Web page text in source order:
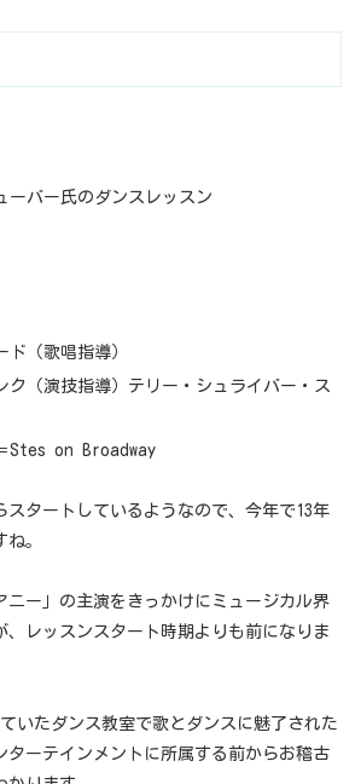
ーバー氏のダンスレッスン
ド（歌唱指導）
ク（演技指導）テリー・シュライバー・ス
Stes on Broadway
スタートしているようなので、今年で13年
。
ニー」の主演をきっかけにミュージカル界
、レッスンスタート時期よりも前になりま
いたダンス教室で歌とダンスに魅了された
ターテインメントに所属する前からお稽古